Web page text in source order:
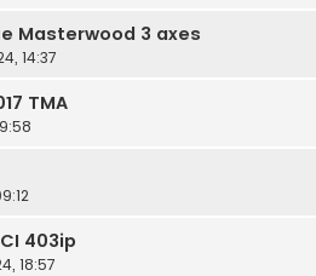
Masterwood 3 axes
14:37
TMA
403ip
18:57